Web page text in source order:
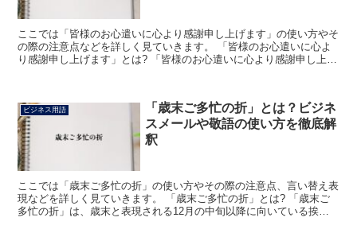
ここでは「皆様のお心遣いに心より感謝申し上げます」の使い方やそ
の際の注意点などを詳しく見ていきます。 「皆様のお心遣いに心よ
り感謝申し上げます」とは? 「皆様のお心遣いに心より感謝申し上げ
ビジネス用語
「歳末ご多忙の折」とは？ビジネ
スメールや敬語の使い方を徹底解
釈
ここでは「歳末ご多忙の折」の使い方やその際の注意点、言い替え表
現などを詳しく見ていきます。 「歳末ご多忙の折」とは? 「歳末ご
多忙の折」は、歳末と表現される12月の中旬以降に向いている挨拶